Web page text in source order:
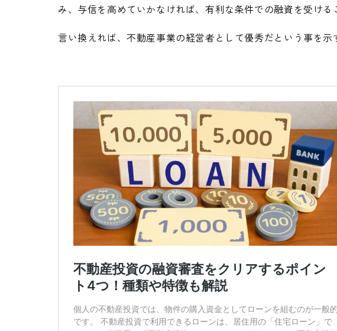
み、与信を高めていかなければ、有利な条件での融資を受ける
言い換えれば、不動産事業の経営者として優秀だという事を示